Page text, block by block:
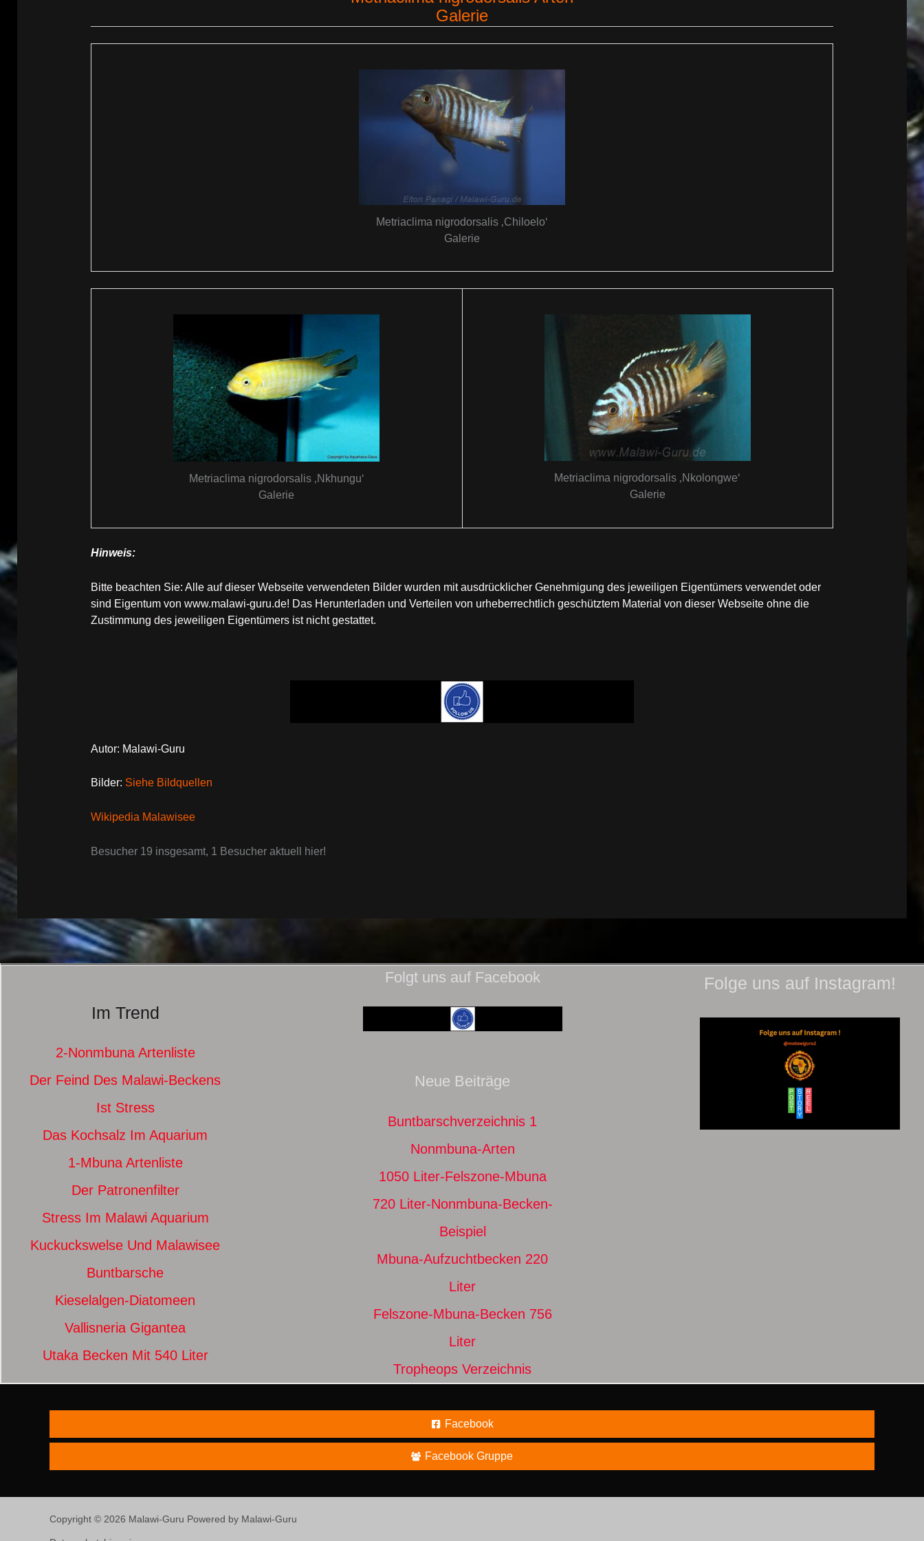
Galerie
Metriaclima nigrodorsalis ‚Chiloelo‘
Galerie
Metriaclima nigrodorsalis ‚Nkhungu‘
Galerie
Metriaclima nigrodorsalis ‚Nkolongwe‘
Galerie
Hinweis:
Bitte beachten Sie: Alle auf dieser Webseite verwendeten Bilder wurden mit ausdrücklicher Genehmigung des jeweiligen Eigentümers verwendet oder
sind Eigentum von www.malawi-guru.de! Das Herunterladen und Verteilen von urheberrechtlich geschütztem Material von dieser Webseite ohne die
Zustimmung des jeweiligen Eigentümers ist nicht gestattet.
Autor: Malawi-Guru
Bilder: Siehe Bildquellen
Wikipedia Malawisee
Besucher 19 insgesamt, 1 Besucher aktuell hier!
Im Trend
2-Nonmbuna Artenliste
Der Feind Des Malawi-Beckens
Ist Stress
Das Kochsalz Im Aquarium
1-Mbuna Artenliste
Der Patronenfilter
Stress Im Malawi Aquarium
Kuckuckswelse Und Malawisee
Buntbarsche
Kieselalgen-Diatomeen
Vallisneria Gigantea
Utaka Becken Mit 540 Liter
Folgt uns auf Facebook
Neue Beiträge
Buntbarschverzeichnis 1
Nonmbuna-Arten
1050 Liter-Felszone-Mbuna
720 Liter-Nonmbuna-Becken-
Beispiel
Mbuna-Aufzuchtbecken 220
Liter
Felszone-Mbuna-Becken 756
Liter
Tropheops Verzeichnis
Folge uns auf Instagram!
Facebook
Facebook Gruppe
Copyright © 2026 Malawi-Guru Powered by Malawi-Guru